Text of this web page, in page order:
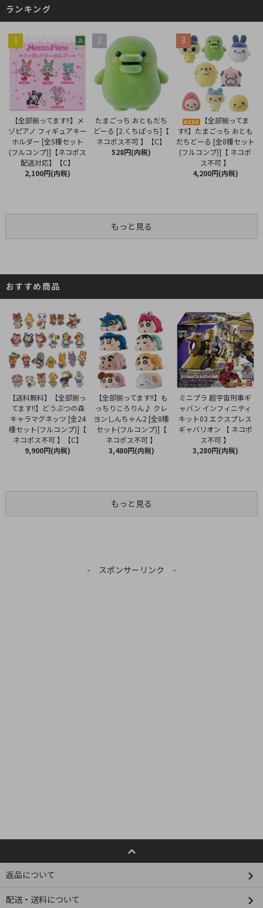
ランキング
1
【全部揃ってます!!】メ
ゾピアノ フィギュアキー
ホルダー [全5種セット
(フルコンプ)]【ネコポス
配送対応】【C】
2,100円(内税)
2
たまごっち おともだち
どーる [2.くちぱっち]【
ネコポス不可 】【C】
528円(内税)
3
【全部揃ってま
す!!】たまごっち おとも
だちどーる [全8種セット
(フルコンプ)]【 ネコポ
ス不可 】
4,200円(内税)
もっと見る
おすすめ商品
【送料無料】【全部揃っ
てます!!】どうぶつの森
キャラマグネッツ [全24
種セット(フルコンプ)]【
ネコポス不可 】【C】
9,900円(内税)
【全部揃ってます!!】も
っちりころりん♪ クレ
ヨンしんちゃん2 [全8種
セット(フルコンプ)]【
ネコポス不可 】
3,480円(内税)
ミニプラ 超宇宙刑事ギ
ャバン インフィニティ
キット03 エクスプレス
ギャバリオン 【 ネコポ
ス不可 】
3,280円(内税)
もっと見る
- スポンサーリンク -
返品について
配送・送料について